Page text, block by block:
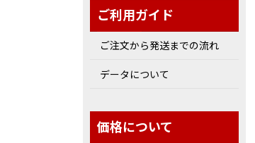
ご利用ガイド
ご注文から発送までの流れ
データについて
価格について